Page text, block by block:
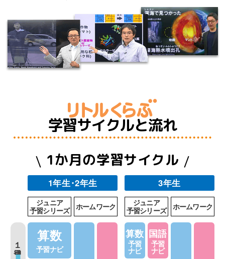
学習サイクルと流れ
1か月の学習サイクル
１週目
1年生・2年生
ジュニア
予習シリーズ
算数
予習ナビ
ホームワーク
3年生
ジュニア
予習シリーズ
算数
予習
ナビ
国語
予習
ナビ
ホームワーク